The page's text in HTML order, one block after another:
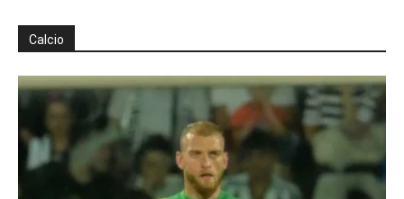
Calcio